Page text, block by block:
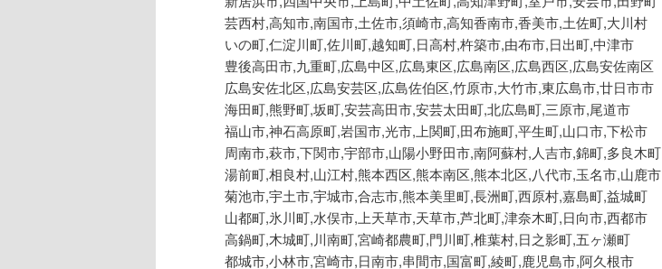
芸西村,高知市,南国市,土佐市,須崎市,高知香南市,香美市,土佐町,大川村
いの町,仁淀川町,佐川町,越知町,日高村,杵築市,由布市,日出町,中津市
豊後高田市,九重町,広島中区,広島東区,広島南区,広島西区,広島安佐南区
広島安佐北区,広島安芸区,広島佐伯区,竹原市,大竹市,東広島市,廿日市市
海田町,熊野町,坂町,安芸高田市,安芸太田町,北広島町,三原市,尾道市
福山市,神石高原町,岩国市,光市,上関町,田布施町,平生町,山口市,下松市
周南市,萩市,下関市,宇部市,山陽小野田市,南阿蘇村,人吉市,錦町,多良木町
湯前町,相良村,山江村,熊本西区,熊本南区,熊本北区,八代市,玉名市,山鹿市
菊池市,宇土市,宇城市,合志市,熊本美里町,長洲町,西原村,嘉島町,益城町
山都町,氷川町,水俣市,上天草市,天草市,芦北町,津奈木町,日向市,西都市
高鍋町,木城町,川南町,宮崎都農町,門川町,椎葉村,日之影町,五ヶ瀬町
都城市,小林市,宮崎市,日南市,串間市,国富町,綾町,鹿児島市,阿久根市